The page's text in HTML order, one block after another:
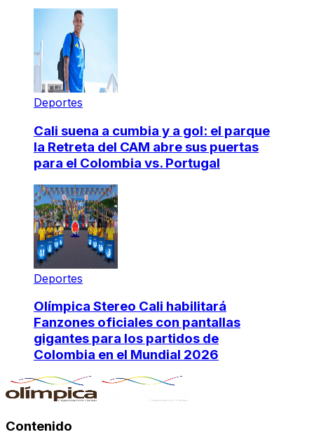
Deportes
Cali suena a cumbia y a gol: el parque
la Retreta del CAM abre sus puertas
para el Colombia vs. Portugal
Deportes
Olímpica Stereo Cali habilitará
Fanzones oficiales con pantallas
gigantes para los partidos de
Colombia en el Mundial 2026
Contenido